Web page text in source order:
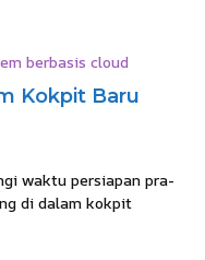
Kokpit Baru
waktu persiapan pra-
di dalam kokpit